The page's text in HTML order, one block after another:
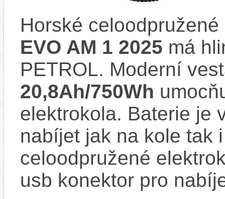
Horské
EVO AM 1 2025 má
PETROL. Moderní
20,8Ah/750Wh
elektrokola. Baterie je
nabíjet jak na kole tak
celoodpružené
usb konektor pro